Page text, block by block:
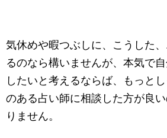
気休めや暇つぶしに、こうした
るのなら構いませんが、本気で
したいと考えるならば、もっと
のある占い師に相談した方が良
りません。